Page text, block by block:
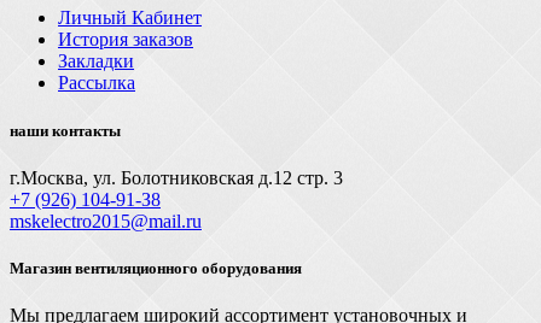
Личный Кабинет
История заказов
Закладки
Рассылка
наши контакты
г.Москва, ул. Болотниковская д.12 стр. 3
+7 (926) 104-91-З8
mskelectro2015@mail.ru
Магазин вентиляционного оборудования
Мы предлагаем широкий ассортимент установочных и